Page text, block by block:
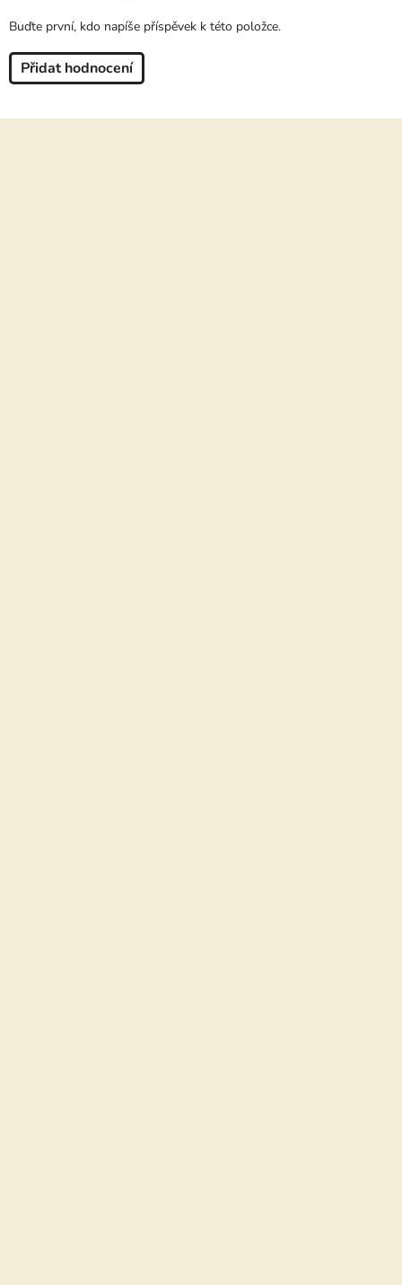
Buďte první, kdo napíše příspěvek k této položce.
Přidat hodnocení